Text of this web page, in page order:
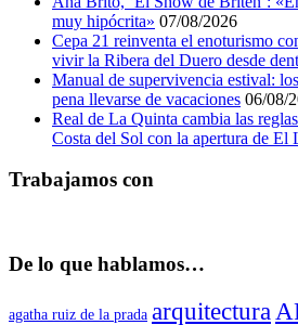
muy hipócrita» 07/08/2026
Cepa 21 reinventa el enoturismo
vivir la Ribera del Duero desde
Manual de supervivencia estival:
pena llevarse de vacaciones 06/08/
Real de La Quinta cambia las
Costa del Sol con la apertura de El
Trabajamos con
De lo que hablamos…
agatha ruiz de la prada arquitectura